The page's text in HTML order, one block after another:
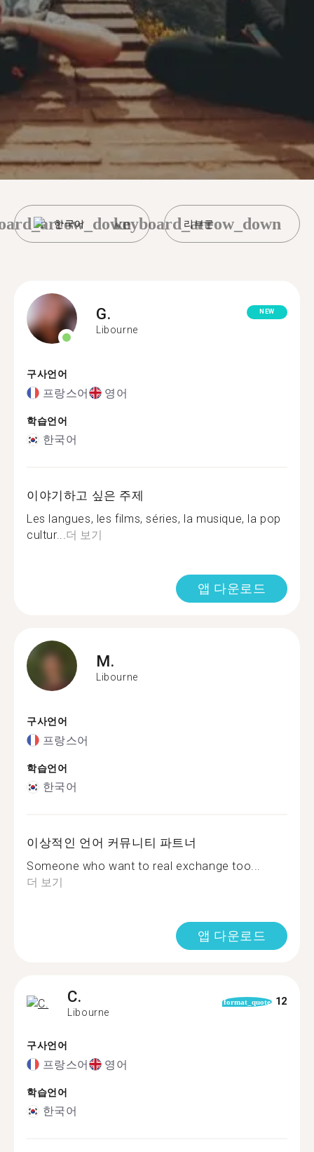
한국어 리부른
keyboard_arrow_down
G.
Libourne
NEW
구사언어
프랑스어 영어
학습언어
한국어
이야기하고 싶은 주제
Les langues, les films, séries, la musique, la pop
cultur...더 보기
앱 다운로드
M.
Libourne
구사언어
프랑스어
학습언어
한국어
이상적인 언어 커뮤니티 파트너
Someone who want to real exchange too...
더 보기
앱 다운로드
C.
Libourne
format_quote 12
구사언어
프랑스어 영어
학습언어
한국어